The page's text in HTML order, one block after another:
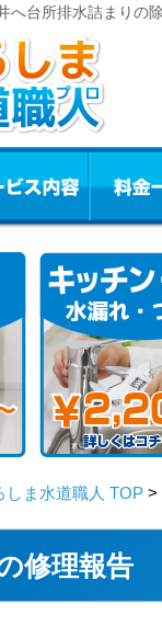
へ台所排水詰まりの
しま水道職人 TOP >
修理報告